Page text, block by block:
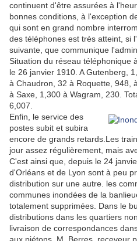
continuent d'être assurées à
bonnes conditions, à l'exception
qui sont en grand nombre
des téléphones est très atteint, si
suivante, que communique
Situation du réseau téléphonique
le 26 janvier 1910. A Gutenberg,
à Chaudron, 32 à Roquette, 948,
à Saxe, 1,300 à Wagram, 230.
6,007.
Enfin, le service des
postes subit et subira
encore de grands retards.Les
jour assez régulièrement, mais
C'est ainsi que, depuis le 24
d'Orléans et de Lyon sont à peu
distribution sur une autre. les
communes inondées de la
totalement supprimées. Dans le
distributions dans les quartiers
livraison de correspondances